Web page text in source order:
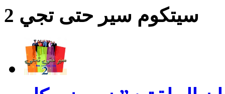
سيتكوم سير حتى تجي 2